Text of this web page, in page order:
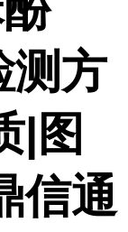
测方
|图
信通